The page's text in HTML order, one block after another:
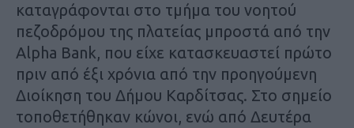
καταγράφονται στο τμήμα του νοητού
πεζοδρόμου της πλατείας μπροστά από την
Alpha Bank, που είχε κατασκευαστεί πρώτο
πριν από έξι χρόνια από την προηγούμενη
Διοίκηση του Δήμου Καρδίτσας. Στο σημείο
τοποθετήθηκαν κώνοι, ενώ από Δευτέρα